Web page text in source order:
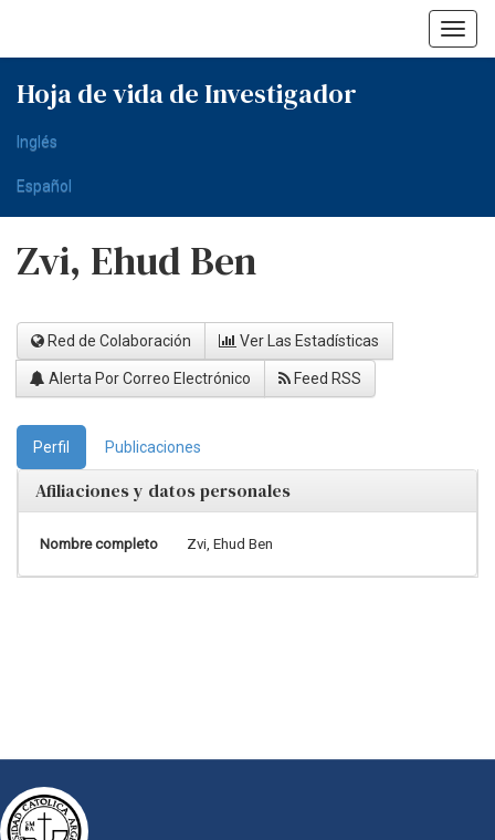
Hoja de vida de Investigador
Inglés
Español
Zvi, Ehud Ben
Red de Colaboración Ver Las Estadísticas
Alerta Por Correo Electrónico Feed RSS
Perfil Publicaciones
Afiliaciones y datos personales
Nombre completo Zvi, Ehud Ben